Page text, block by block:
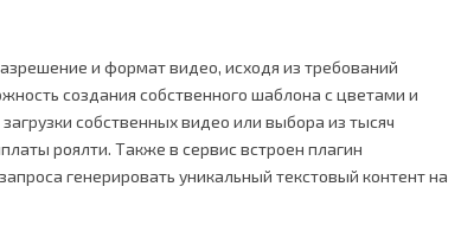
и формат видео, исходя из требований
создания собственного шаблона с цветами и
собственных видео или выбора из тысяч
роялти. Также в сервис встроен плагин
генерировать уникальный текстовый контент на